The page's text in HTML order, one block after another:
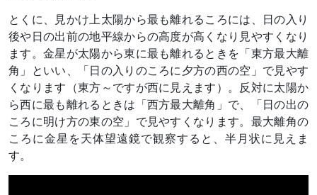
とくに、見かけ上太陽から最も離れるころには、日の入り
後や日の出前の地平線からの高度が高くなり見やすくなり
ます。金星が太陽から東に最も離れるときを「東方最大離
角」といい、「日の入りのころに夕方の西の空」で見やす
くなります（東方～ですが西に見えます）。反対に太陽か
ら西に最も離れるときは「西方最大離角」で、「日の出の
ころに明け方の東の空」で見やすくなります。最大離角の
ころに金星を天体望遠鏡で観察すると、半月状に見えま
す。